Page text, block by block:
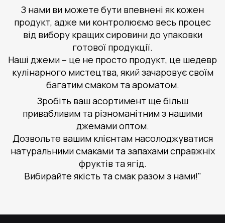
З нами ви можете бути впевнені як кожен
продукт, адже ми контролюємо весь процес
від вибору кращих сировини до упаковки
готової продукції.
Наші джеми – це не просто продукт, це шедевр
кулінарного мистецтва, який зачаровує своїм
багатим смаком та ароматом.
Зробіть ваш асортимент ще більш
привабливим та різноманітним з нашими
джемами оптом.
Дозвольте вашим клієнтам насолоджуватися
натуральними смаками та запахами справжніх
фруктів та ягід.
Вибирайте якість та смак разом з нами!"